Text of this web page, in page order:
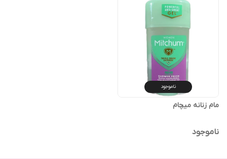
ناموجود
مام زنانه میچام
ناموجود